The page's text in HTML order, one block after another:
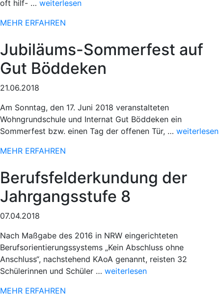
oft hilf- … „Sportlicher
beim
Paderborner
Osterlauf“
weiterlesen
MEHR ERFAHREN
Jubiläums-Sommerfest auf
Gut Böddeken
21.06.2018
Am Sonntag, den 17. Juni 2018 veranstalteten
Wohngrundschule und Internat Gut Böddeken ein
Sommerfest bzw. einen Tag der offenen Tür, … „Sportlicher
weiterlesen
MEHR ERFAHREN
Berufsfelderkundung der
Jahrgangsstufe 8
07.04.2018
Nach Maßgabe des 2016 in NRW eingerichteten
Berufsorientierungssystems „Kein Abschluss ohne
Anschluss“, nachstehend KAoA genannt, reisten 32
Schülerinnen und Schüler … „Sportlicher
weiterlesen
MEHR ERFAHREN